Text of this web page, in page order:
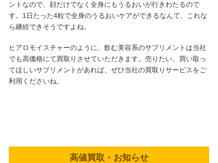
ントなので、顔だけでなく全身にもうるおいが行きわたるので
す。1日たった4粒で全身のうるおいケアができるなんて、これな
ら継続できそうですよね。
ヒアロモイスチャーのように、飲む美容系のサプリメントは当社
でも高価格にて買取りさせていただきます。売りたい、買い取っ
てほしいサプリメントがあれば、ぜひ当社の買取りサービスをご
利用くださいね。
高値買取・お知らせ